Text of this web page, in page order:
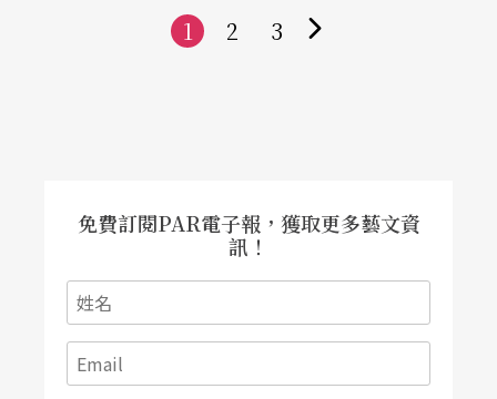
1 2 3
免費訂閱PAR電子報，獲取更多藝文資
訊！